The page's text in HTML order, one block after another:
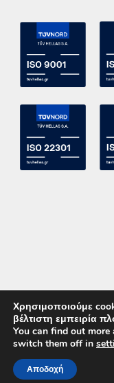
Copyright 2015 ACE
ΚΑΛΕΣΤΕ ΜΑΣ
Χρησιμοποιούμε
βέλτιστη εμπειρία
You can find out
switch them off in
Αποδοχή